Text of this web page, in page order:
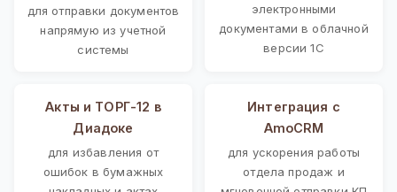
для отправки документов
напрямую из учетной
системы
электронными
документами в облачной
версии 1С
Акты и ТОРГ-12 в
Диадоке
для избавления от
ошибок в бумажных
Интеграция с
AmoCRM
для ускорения работы
отдела продаж и